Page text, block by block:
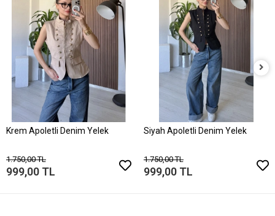
Krem Apoletli Denim Yelek
1.750,00 TL
999,00 TL
Siyah Apoletli Denim Yelek
1.750,00 TL
999,00 TL